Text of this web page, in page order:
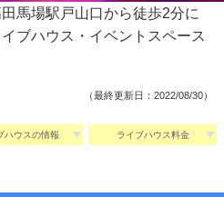
馬場駅戸山口から徒歩2分に
ブハウス・イベントスペース
（最終更新日：2022/08/30）
ハウスの情報 ライブハウス料金